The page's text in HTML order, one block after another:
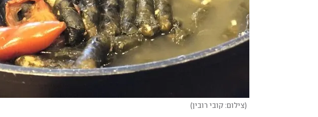
(צילום: קובי רובין)